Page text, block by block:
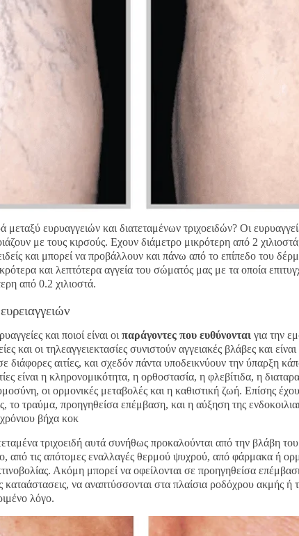
ευρυαγγειών και διατεταμένων τριχοειδών? Οι
με τους κιρσούς. Εχουν διάμετρο μικρότερη από 2
και μπορεί να προβάλλουν και πάνω από το επίπεδο του
και λεπτότερα αγγεία του σώματός μας με τα οποία
από 0.2 χιλιοστά.
και ποιοί είναι οι παράγοντες που ευθύνονται για την
και οι τηλεαγγειεκτασίες συνιστούν αγγειακές βλάβες και
διάφορες αιτίες, και σχεδόν πάντα υποδεικνύουν την ύπαρξη
είναι η κληρονομικότητα, η ορθοστασία, η φλεβίτιδα, η
οι ορμονικές μεταβολές και η καθιστική ζωή. Επίσης
τραύμα, προηγηθείσα επέμβαση, και η αύξηση της
βήχα κοκ
τριχοειδή αυτά συνήθως προκαλούνται από την βλάβη του
από τις απότομες εναλλαγές θερμού ψυχρού, από φάρμακα ή
Ακόμη μπορεί να οφείλονται σε προηγηθείσα
να αναπτύσσονται στα πλαίσια ροδόχρου ακμής ή
λόγο.